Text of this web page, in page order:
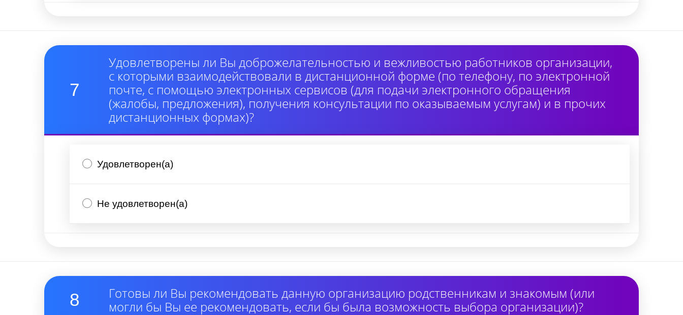
7
Удовлетворены ли Вы доброжелательностью и вежливостью работников организации,
с которыми взаимодействовали в дистанционной форме (по телефону, по электронной
почте, с помощью электронных сервисов (для подачи электронного обращения
(жалобы, предложения), получения консультации по оказываемым услугам) и в прочих
дистанционных формах)?
Удовлетворен(а)
Не удовлетворен(а)
8
Готовы ли Вы рекомендовать данную организацию родственникам и знакомым (или
могли бы Вы ее рекомендовать, если бы была возможность выбора организации)?